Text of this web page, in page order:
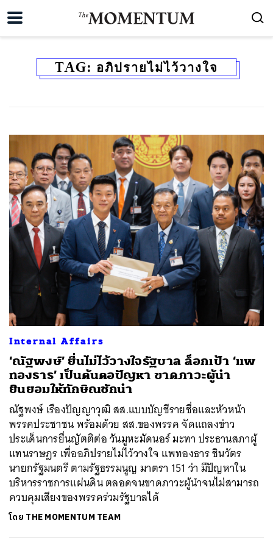
TAG: อภิปรายไม่ไว้วางใจ
Internal Affairs
‘ณัฐพงษ์’ ยื่นไม่ไว้วางใจรัฐบาล ล็อกเป้า ‘แพ
ทองธาร’ เป็นต้นตอปัญหา ขาดภาวะผู้นำ
ยินยอมให้ทักษิณชักนำ
ณัฐพงษ์ เรืองปัญญาวุฒิ สส.แบบบัญชีรายชื่อและหัวหน้า
พรรคประชาชน พร้อมด้วย สส.ของพรรค จัดแถลงข่าว
ประเด็นการยื่นญัตติต่อ วันมูหะมัดนอร์ มะทา ประธานสภาผู้
แทนราษฎร เพื่ออภิปรายไม่ไว้วางใจ แพทองธาร ชินวัตร
นายกรัฐมนตรี ตามรัฐธรรมนูญ มาตรา 151 ว่า มีปัญหาใน
บริหารราชการแผ่นดิน ตลอดจนขาดภาวะผู้นำจนไม่สามารถ
ควบคุมเสียงของพรรคร่วมรัฐบาลได้
โดย THE MOMENTUM TEAM